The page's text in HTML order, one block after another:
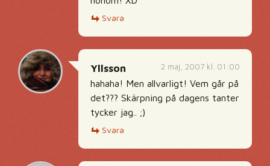
Svara
2 maj, 2007 kl. 01:00
Yllsson
hahaha! Men allvarligt! Vem går på
det??? Skärpning på dagens tanter
tycker jag.. ;)
Svara